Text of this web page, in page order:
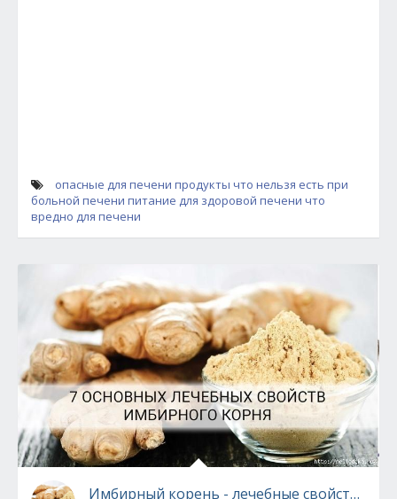
опасные для печени продукты что нельзя есть при
больной печени питание для здоровой печени что
вредно для печени
Имбирный корень - лечебные свойства